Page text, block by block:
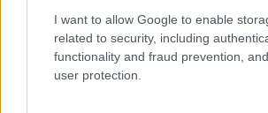
I want to allow Google to enable
related to security, including
functionality and fraud prevention,
user protection.
FINANZAS